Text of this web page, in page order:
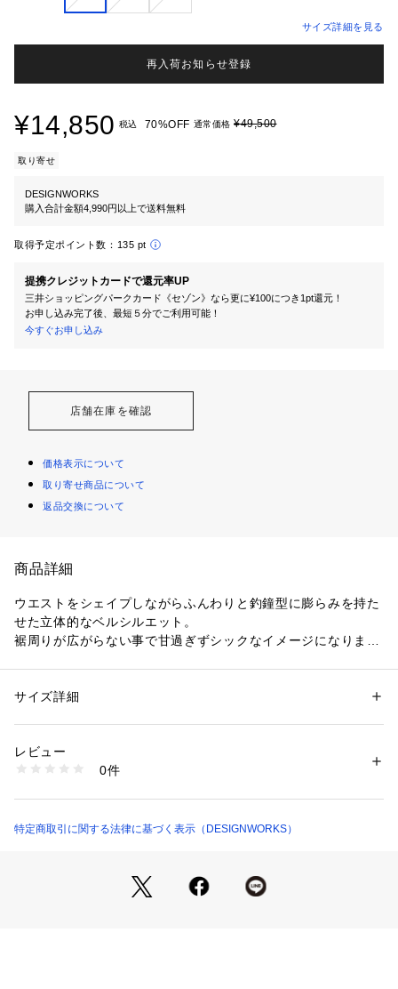
サイズ詳細を見る
再入荷お知らせ登録
¥14,850 税込 70%OFF 通常価格 ¥49,500
取り寄せ
DESIGNWORKS
購入合計金額4,990円以上で送料無料
取得予定ポイント数： 135 pt
提携クレジットカードで還元率UP
三井ショッピングパークカード《セゾン》なら更に¥100につき1pt還元！
お申し込み完了後、最短５分でご利用可能！
今すぐお申し込み
店舗在庫を確認
価格表示について
取り寄せ商品について
返品交換について
商品詳細
ウエストをシェイプしながらふんわりと釣鐘型に膨らみを持た
せた立体的なベルシルエット。
裾周りが広がらない事で甘過ぎずシックなイメージになりま
ラベンダー モデル：H177 B80 W58 H88 着用サイズ：38
性別：レディース
素材：表地 コットン 100% 裏地 キュプラ 100%
洗濯：ドライクリーニング
※詳しい洗濯方法については、商品の品質表示タグをご覧ください
35450570001 （ショップ）
サイズ詳細
レビュー
0件
特定商取引に関する法律に基づく表示（DESIGNWORKS）